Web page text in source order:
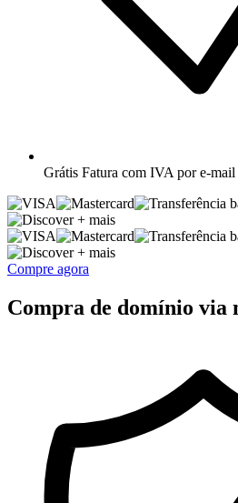
Grátis Fatura com IVA por e-mail
+ mais
+ mais
Compre agora
Compra de domínio via